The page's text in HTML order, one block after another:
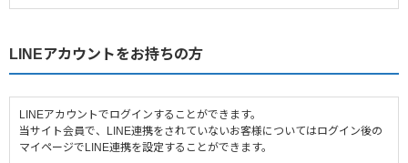
LINEアカウントをお持ちの方
LINEアカウントでログインすることができます。
当サイト会員で、LINE連携をされていないお客様についてはログイン後の
マイページでLINE連携を設定することができます。